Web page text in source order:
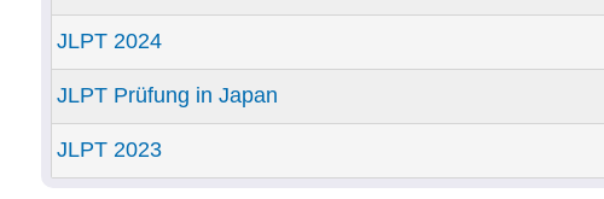
JLPT 2024
JLPT Prüfung in Japan
JLPT 2023